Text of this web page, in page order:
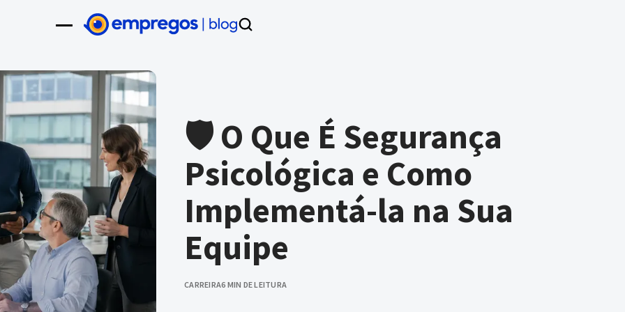
🛡️ O Que É Segurança
Psicológica e Como
Implementá-la na Sua
Equipe
CARREIRA6 MIN DE LEITURA